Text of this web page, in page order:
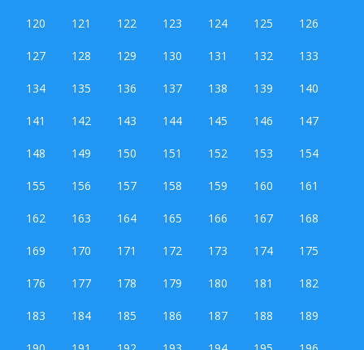
120 121 122 123 124 125 126
127 128 129 130 131 132 133
134 135 136 137 138 139 140
141 142 143 144 145 146 147
148 149 150 151 152 153 154
155 156 157 158 159 160 161
162 163 164 165 166 167 168
169 170 171 172 173 174 175
176 177 178 179 180 181 182
183 184 185 186 187 188 189